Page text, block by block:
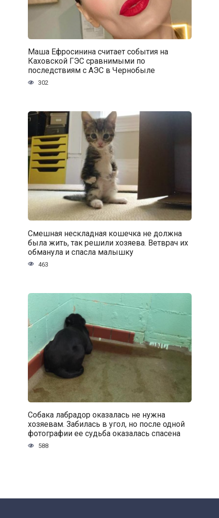
Маша Ефросинина считает события на
Каховской ГЭС сравнимыми по
последствиям с АЭС в Чернобыле
302
Смешная нескладная кошечка не должна
была жить, так решили хозяева. Ветврач их
обманула и спасла малышку
463
Собака лабрадор оказалась не нужна
хозяевам. Забилась в угол, но после одной
фотографии ее судьба оказалась спасена
588